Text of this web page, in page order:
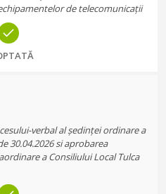
de telecomunicații
verbal al ședinței ordinare a
30.04.2026 si aprobarea
a Consiliului Local Tulca